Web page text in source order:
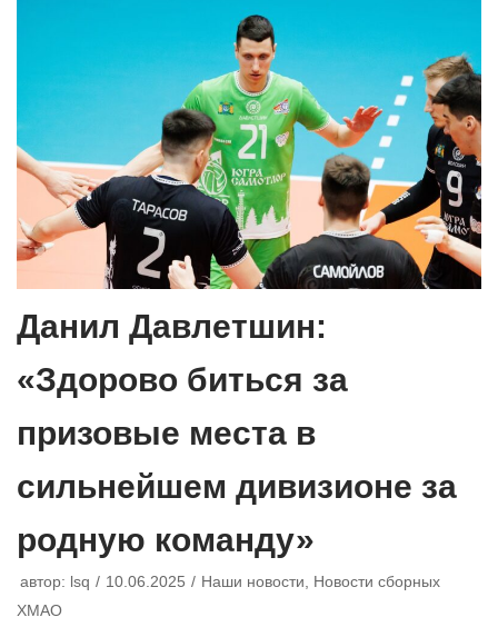
Данил Давлетшин:
«Здорово биться за
призовые места в
сильнейшем дивизионе за
родную команду»
автор: lsq 10.06.2025 Наши новости, Новости сборных
ХМАО